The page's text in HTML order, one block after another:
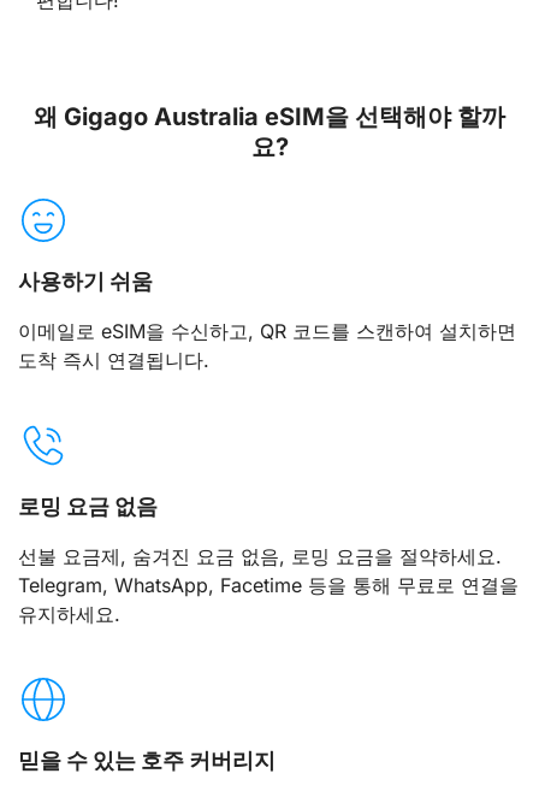
왜 Gigago Australia eSIM을 선택해야 할까
요?
사용하기 쉬움
이메일로 eSIM을 수신하고, QR 코드를 스캔하여 설치하면
도착 즉시 연결됩니다.
로밍 요금 없음
선불 요금제, 숨겨진 요금 없음, 로밍 요금을 절약하세요.
Telegram, WhatsApp, Facetime 등을 통해 무료로 연결을
유지하세요.
믿을 수 있는 호주 커버리지